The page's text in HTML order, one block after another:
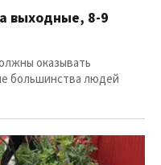
выходные, 8-9
оказывать
большинства людей